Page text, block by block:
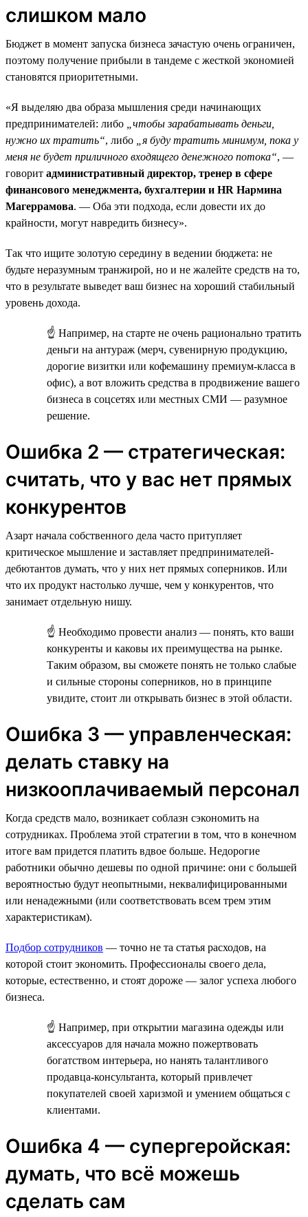
слишком мало
Бюджет в момент запуска бизнеса зачастую очень ограничен,
поэтому получение прибыли в тандеме с жесткой экономией
становятся приоритетными.
«Я выделяю два образа мышления среди начинающих
предпринимателей: либо
„чтобы зарабатывать деньги,
нужно их тратить“, либо
„я буду тратить минимум, пока у
меня не будет приличного входящего денежного потока“, —
говорит административный директор, тренер в сфере
финансового менеджмента, бухгалтерии и HR Нармина
Магеррамова. — Оба эти подхода, если довести их до
крайности, могут навредить бизнесу».
Так что ищите золотую середину в ведении бюджета: не
будьте неразумным транжирой, но и не жалейте средств на то,
что в результате выведет ваш бизнес на хороший стабильный
уровень дохода.
☝ Например, на старте не очень рационально тратить
деньги на антураж (мерч, сувенирную продукцию,
дорогие визитки или кофемашину премиум-класса в
офис), а вот вложить средства в продвижение вашего
бизнеса в соцсетях или местных СМИ — разумное
решение.
Ошибка 2 — стратегическая:
считать, что у вас нет прямых
конкурентов
Азарт начала собственного дела часто притупляет
критическое мышление и заставляет предпринимателей-
дебютантов думать, что у них нет прямых соперников. Или
что их продукт настолько лучше, чем у конкурентов, что
занимает отдельную нишу.
☝ Необходимо провести анализ — понять, кто ваши
конкуренты и каковы их преимущества на рынке.
Таким образом, вы сможете понять не только слабые
и сильные стороны соперников, но в принципе
увидите, стоит ли открывать бизнес в этой области.
Ошибка 3 — управленческая:
делать ставку на
низкооплачиваемый персонал
Когда средств мало, возникает соблазн сэкономить на
сотрудниках. Проблема этой стратегии в том, что в конечном
итоге вам придется платить вдвое больше. Недорогие
работники обычно дешевы по одной причине: они с большей
вероятностью будут неопытными, неквалифицированными
или ненадежными (или соответствовать всем трем этим
характеристикам).
Подбор сотрудников — точно не та статья расходов, на
которой стоит экономить. Профессионалы своего дела,
которые, естественно, и стоят дороже — залог успеха любого
бизнеса.
☝ Например, при открытии магазина одежды или
аксессуаров для начала можно пожертвовать
богатством интерьера, но нанять талантливого
продавца-консультанта, который привлечет
покупателей своей харизмой и умением общаться с
клиентами.
Ошибка 4 — супергеройская:
думать, что всё можешь
сделать сам